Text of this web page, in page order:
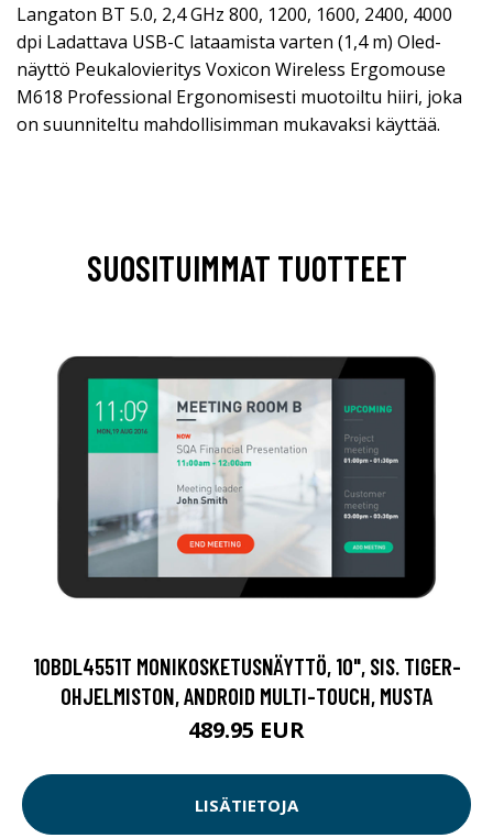
Langaton BT 5.0, 2,4 GHz 800, 1200, 1600, 2400, 4000
dpi Ladattava USB-C lataamista varten (1,4 m) Oled-
näyttö Peukalovieritys Voxicon Wireless Ergomouse
M618 Professional Ergonomisesti muotoiltu hiiri, joka
on suunniteltu mahdollisimman mukavaksi käyttää.
SUOSITUIMMAT TUOTTEET
10BDL4551T MONIKOSKETUSNÄYTTÖ, 10", SIS. TIGER-
OHJELMISTON, ANDROID MULTI-TOUCH, MUSTA
489.95 EUR
LISÄTIETOJA